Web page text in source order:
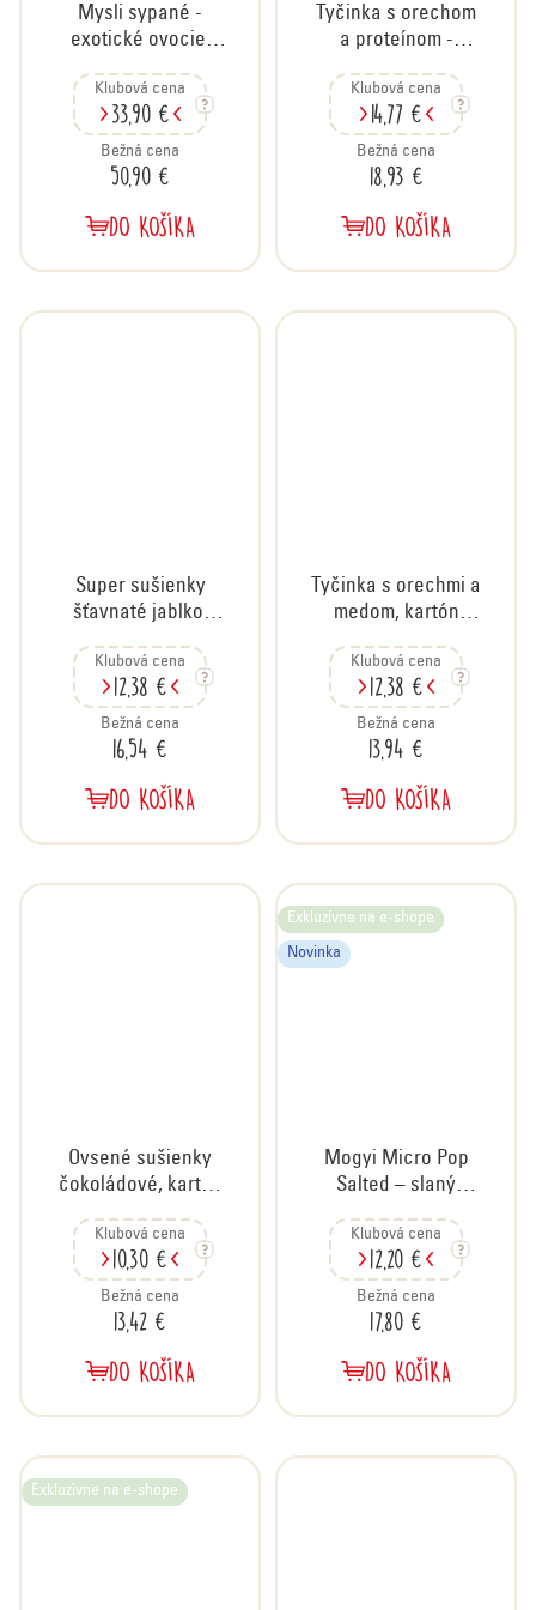
Mysli sypané -
exotické ovocie,
Klubová cena
33,90 €
Bežná cena
50,90 €
DO KOŠÍKA
Tyčinka s orechom
a proteínom -
20x40 g
Klubová cena
14,77 €
Bežná cena
18,93 €
DO KOŠÍKA
Super sušienky
šťavnaté jablko,
Klubová cena
12,38 €
Bežná cena
16,54 €
DO KOŠÍKA
Tyčinka s orechmi a
medom, kartón
Klubová cena
12,38 €
Bežná cena
13,94 €
DO KOŠÍKA
Ovsené sušienky
čokoládové, kartón
Klubová cena
10,30 €
Bežná cena
13,42 €
DO KOŠÍKA
Novinka
Exkluzívne na e-shope
Mogyi Micro Pop
Salted – slaný
mikrovlnnej rúry,
kartón 25x100 g
Klubová cena
12,20 €
Bežná cena
17,80 €
DO KOŠÍKA
Exkluzívne na e-shope